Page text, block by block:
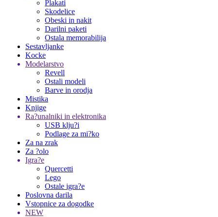
Plakati
Skodelice
Obeski in nakit
Darilni paketi
Ostala memorabilija
Sestavljanke
Kocke
Modelarstvo
Revell
Ostali modeli
Barve in orodja
Mistika
Knjige
Ra?unalniki in elektronika
USB klju?i
Podlage za mi?ko
Za na zrak
Za ?olo
Igra?e
Quercetti
Lego
Ostale igra?e
Poslovna darila
Vstopnice za dogodke
NEW